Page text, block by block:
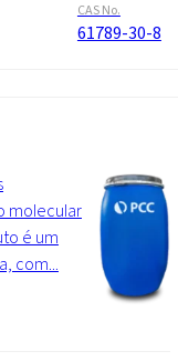
CAS No.
61789-30-8
molecular
é um
com...